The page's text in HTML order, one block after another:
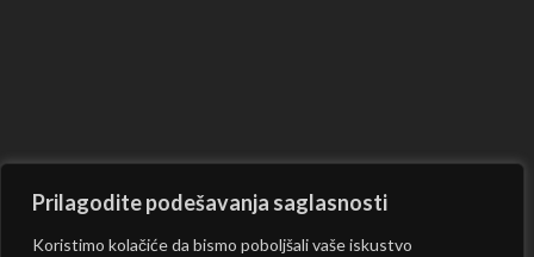
Prilagodite podešavanja saglasnosti
Koristimo kolačiće da bismo poboljšali vaše iskustvo